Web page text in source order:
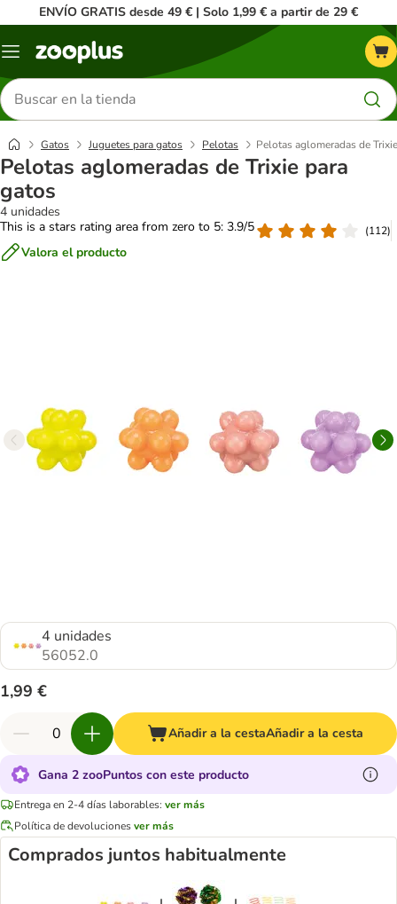
ENVÍO GRATIS desde 49 € | Solo 1,99 € a partir de 29 €
Menú
Buscar
productos
Gatos Juguetes para gatos Pelotas Pelotas aglomeradas de
Pelotas aglomeradas de Trixie para
gatos
4 unidades
This is a stars rating area from zero to 5: 3.9/5
(112)
Valora el producto
4 unidades
56052.0
1,99 €
Añadir a la cestaAñadir a la cesta
Gana 2 zooPuntos con este producto
Entrega en 2-4 días laborables: ver más
Política de devolucionesver más
Comprados juntos habitualmente